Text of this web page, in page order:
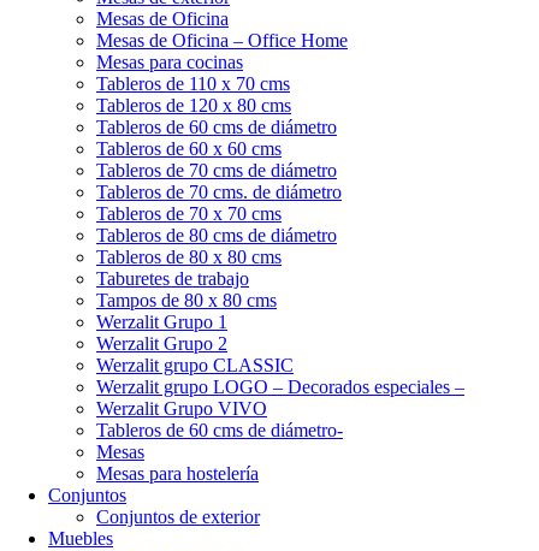
Mesas de Oficina
Mesas de Oficina – Office Home
Mesas para cocinas
Tableros de 110 x 70 cms
Tableros de 120 x 80 cms
Tableros de 60 cms de diámetro
Tableros de 60 x 60 cms
Tableros de 70 cms de diámetro
Tableros de 70 cms. de diámetro
Tableros de 70 x 70 cms
Tableros de 80 cms de diámetro
Tableros de 80 x 80 cms
Taburetes de trabajo
Tampos de 80 x 80 cms
Werzalit Grupo 1
Werzalit Grupo 2
Werzalit grupo CLASSIC
Werzalit grupo LOGO – Decorados especiales –
Werzalit Grupo VIVO
Tableros de 60 cms de diámetro-
Mesas
Mesas para hostelería
Conjuntos
Conjuntos de exterior
Muebles